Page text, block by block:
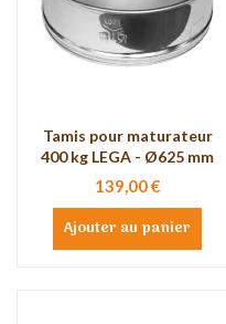
Tamis pour maturateur
400 kg LEGA - Ø625 mm
139,00 €
Ajouter au panier